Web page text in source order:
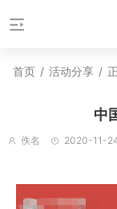
首页 / 活动分享 /
中
佚名 2020-11-